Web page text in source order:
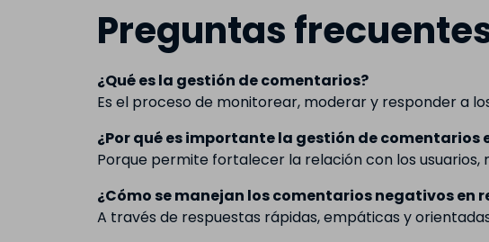
Preguntas
¿Qué es la gestión de comentarios?
Es el proceso de monitorear, moderar y responder a
¿Por qué es importante la gestión de
Porque permite fortalecer la relación con los
¿Cómo se manejan los comentarios negativos en
A través de respuestas rápidas, empáticas y